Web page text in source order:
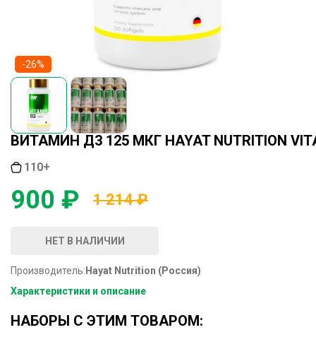
-26%
ВИТАМИН Д3 125 МКГ HAYAT NUTRITION
110+
900 ₽ 1 214 ₽
НЕТ В НАЛИЧИИ
Производитель: Hayat Nutrition (Россия)
Характеристики и описание
НАБОРЫ С ЭТИМ ТОВАРОМ: